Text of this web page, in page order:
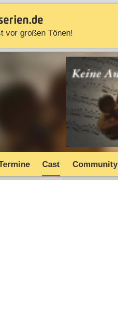
vor großen Tönen!
TV-Starts
Cast Community